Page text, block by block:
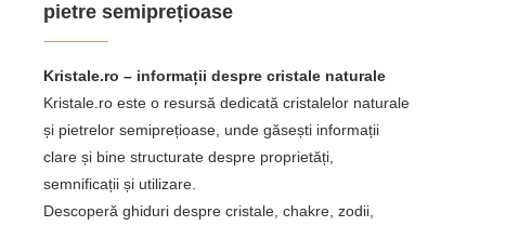
pietre semiprețioase
Kristale.ro – informații despre cristale naturale
Kristale.ro este o resursă dedicată cristalelor naturale
și pietrelor semiprețioase, unde găsești informații
clare și bine structurate despre proprietăți,
semnificații și utilizare.
Descoperă ghiduri despre cristale, chakre, zodii,